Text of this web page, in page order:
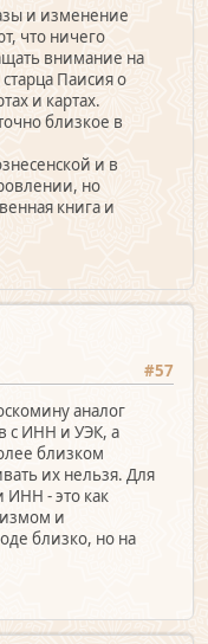
и изменение
что ничего
внимание на
Паисия о
и картах.
близкое в
и в
но
книга и
#57
аналог
с ИНН и УЭК, а
близком
их нельзя. Для
ИНН - это как
и
близко, но на